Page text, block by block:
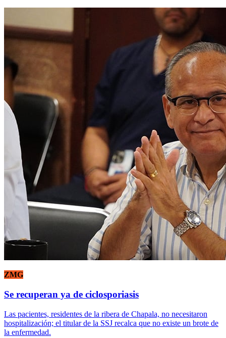
ZMG
Se recuperan ya de ciclosporiasis
Las pacientes, residentes de la ribera de Chapala, no necesitaron
hospitalización; el titular de la SSJ recalca que no existe un brote de
la enfermedad.